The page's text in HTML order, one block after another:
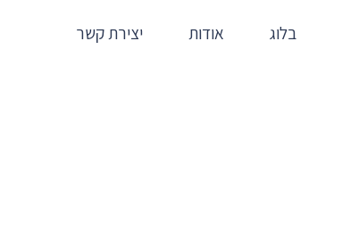
בלוג אודות יצירת קשר